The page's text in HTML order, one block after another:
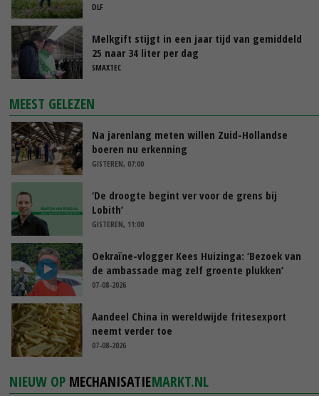
DLF
Melkgift stijgt in een jaar tijd van gemiddeld
25 naar 34 liter per dag
SMAXTEC
MEEST GELEZEN
Na jarenlang meten willen Zuid-Hollandse
boeren nu erkenning
GISTEREN, 07:00
‘De droogte begint ver voor de grens bij
Lobith’
GISTEREN, 11:00
Oekraïne-vlogger Kees Huizinga: ‘Bezoek van
de ambassade mag zelf groente plukken’
07-08-2026
Aandeel China in wereldwijde fritesexport
neemt verder toe
07-08-2026
NIEUW OP MECHANISATIEMARKT.NL